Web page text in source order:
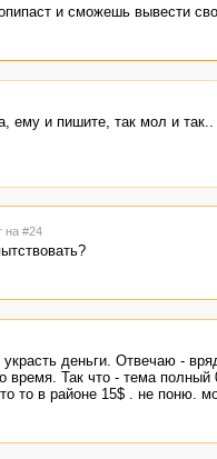
и сможешь вывести
ему и пишите, так мол и
на #24
деньги. Отвечаю -
время. Так что - тема
то в районе 15$ . не поню.